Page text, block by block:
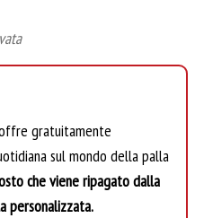
gratuitamente
sul mondo della palla
che viene ripagato dalla
personalizzata.